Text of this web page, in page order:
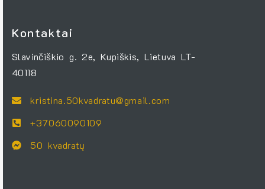
Kontaktai
Slavinčiškio g. 2e, Kupiškis, Lietuva LT-
40118
kristina.50kvadratu@gmail.com
+37060090109
50 kvadratų